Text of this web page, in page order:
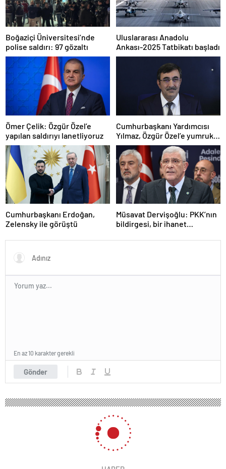
Boğaziçi Üniversitesi’nde
polise saldırı: 97 gözaltı
Uluslararası Anadolu
Ankası-2025 Tatbikatı başladı
Ömer Çelik: Özgür Özel’e
yapılan saldırıyı lanetliyoruz
Cumhurbaşkanı Yardımcısı
Yılmaz, Özgür Özel’e yumruklu
saldırıyı kınadı
Cumhurbaşkanı Erdoğan,
Zelensky ile görüştü
Müsavat Dervişoğlu: PKK’nın
bildirgesi, bir ihanet
Gönder
En az 10 karakter gerekli